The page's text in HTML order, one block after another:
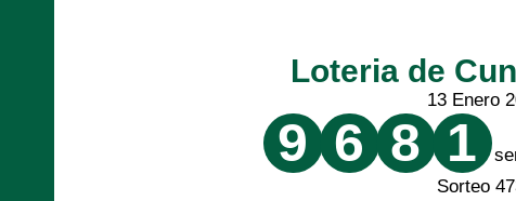
Loteria de
13 Enero
9 6 8 1
Sorteo